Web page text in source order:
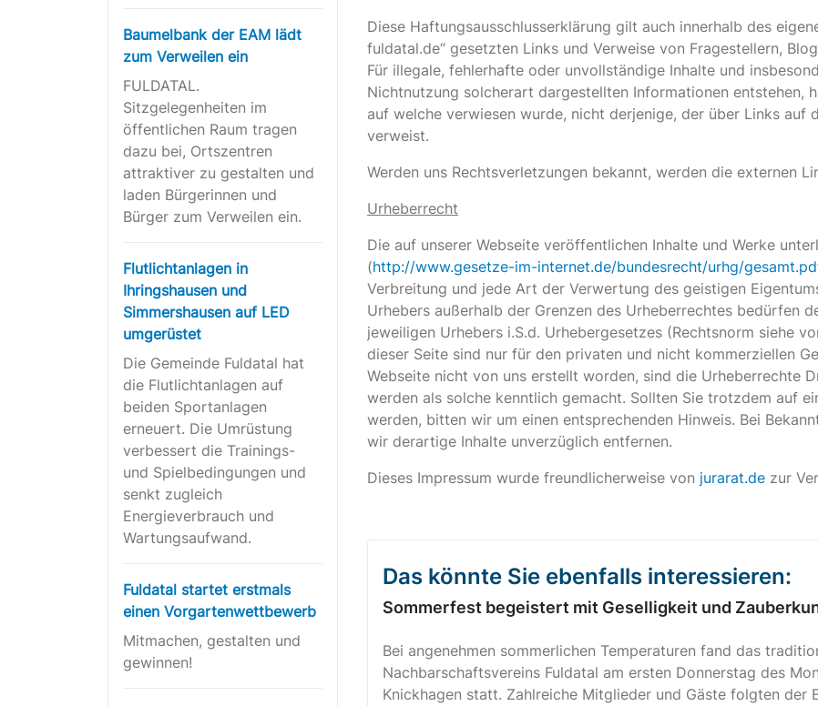
Diese Haftungsausschlusserklärung gilt auch innerhalb des
fuldatal.de“ gesetzten Links und Verweise von Fragestellern,
Für illegale, fehlerhafte oder unvollständige Inhalte und
Nichtnutzung solcherart dargestellten Informationen entstehen,
auf welche verwiesen wurde, nicht derjenige, der über Links
verweist.
Werden uns Rechtsverletzungen bekannt, werden die externen
Urheberrecht
Die auf unserer Webseite veröffentlichen Inhalte und Werke
(http://www.gesetze-im-internet.de/bundesrecht/urhg/
Verbreitung und jede Art der Verwertung des geistigen
Urhebers außerhalb der Grenzen des Urheberrechtes bedürfen
jeweiligen Urhebers i.S.d. Urhebergesetzes (Rechtsnorm siehe
dieser Seite sind nur für den privaten und nicht kommerziellen
Webseite nicht von uns erstellt worden, sind die Urheberrechte
werden als solche kenntlich gemacht. Sollten Sie trotzdem auf
werden, bitten wir um einen entsprechenden Hinweis. Bei
wir derartige Inhalte unverzüglich entfernen.
Dieses Impressum wurde freundlicherweise von jurarat.de zur
Das könnte Sie ebenfalls interessieren:
Sommerfest begeistert mit Geselligkeit und
Bei angenehmen sommerlichen Temperaturen fand das
Nachbarschaftsvereins Fuldatal am ersten Donnerstag des
Knickhagen statt. Zahlreiche Mitglieder und Gäste folgten der
Baumelbank der EAM lädt
zum Verweilen ein
FULDATAL.
Sitzgelegenheiten im
öffentlichen Raum tragen
dazu bei, Ortszentren
attraktiver zu gestalten und
laden Bürgerinnen und
Bürger zum Verweilen ein.
Flutlichtanlagen in
Ihringshausen und
Simmershausen auf LED
umgerüstet
Die Gemeinde Fuldatal hat
die Flutlichtanlagen auf
beiden Sportanlagen
erneuert. Die Umrüstung
verbessert die Trainings-
und Spielbedingungen und
senkt zugleich
Energieverbrauch und
Wartungsaufwand.
Fuldatal startet erstmals
einen Vorgartenwettbewerb
Mitmachen, gestalten und
gewinnen!